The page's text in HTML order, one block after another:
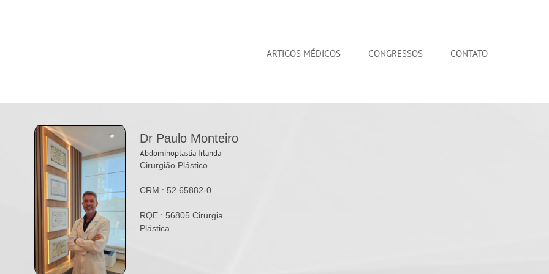
ARTIGOS MÉDICOS CONGRESSOS CONTATO
Dr Paulo Monteiro
Abdominoplastia Irlanda
Cirurgião Plástico
CRM : 52.65882-0
RQE : 56805 Cirurgia
Plástica